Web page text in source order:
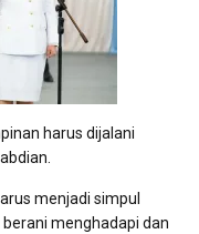
harus dijalani
menjadi simpul
menghadapi dan